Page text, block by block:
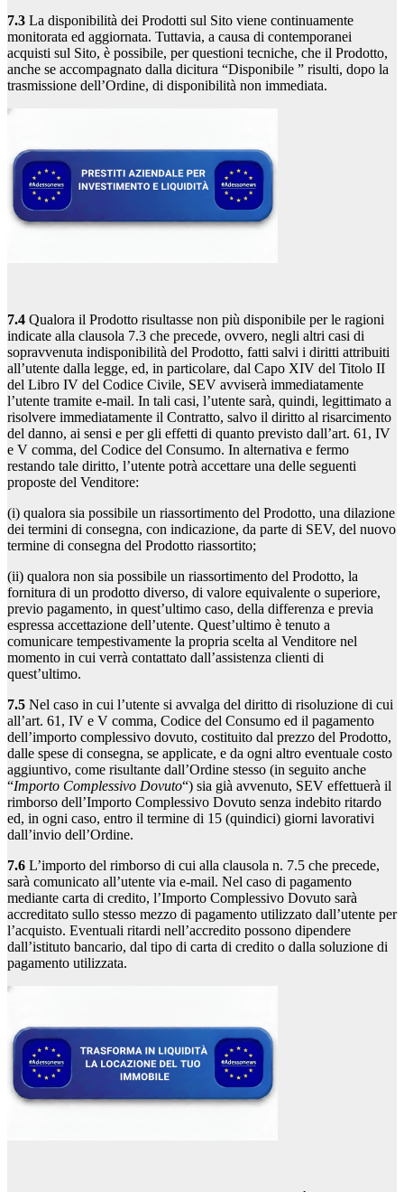
7.3 La disponibilità dei Prodotti sul Sito viene continuamente
monitorata ed aggiornata. Tuttavia, a causa di contemporanei
acquisti sul Sito, è possibile, per questioni tecniche, che il Prodotto,
anche se accompagnato dalla dicitura “Disponibile ” risulti, dopo la
trasmissione dell’Ordine, di disponibilità non immediata.
7.4 Qualora il Prodotto risultasse non più disponibile per le ragioni
indicate alla clausola 7.3 che precede, ovvero, negli altri casi di
sopravvenuta indisponibilità del Prodotto, fatti salvi i diritti attribuiti
all’utente dalla legge, ed, in particolare, dal Capo XIV del Titolo II
del Libro IV del Codice Civile, SEV avviserà immediatamente
l’utente tramite e-mail. In tali casi, l’utente sarà, quindi, legittimato a
risolvere immediatamente il Contratto, salvo il diritto al risarcimento
del danno, ai sensi e per gli effetti di quanto previsto dall’art. 61, IV
e V comma, del Codice del Consumo. In alternativa e fermo
restando tale diritto, l’utente potrà accettare una delle seguenti
proposte del Venditore:
(i) qualora sia possibile un riassortimento del Prodotto, una dilazione
dei termini di consegna, con indicazione, da parte di SEV, del nuovo
termine di consegna del Prodotto riassortito;
(ii) qualora non sia possibile un riassortimento del Prodotto, la
fornitura di un prodotto diverso, di valore equivalente o superiore,
previo pagamento, in quest’ultimo caso, della differenza e previa
espressa accettazione dell’utente. Quest’ultimo è tenuto a
comunicare tempestivamente la propria scelta al Venditore nel
momento in cui verrà contattato dall’assistenza clienti di
quest’ultimo.
7.5 Nel caso in cui l’utente si avvalga del diritto di risoluzione di cui
all’art. 61, IV e V comma, Codice del Consumo ed il pagamento
dell’importo complessivo dovuto, costituito dal prezzo del Prodotto,
dalle spese di consegna, se applicate, e da ogni altro eventuale costo
aggiuntivo, come risultante dall’Ordine stesso (in seguito anche
“Importo Complessivo Dovuto“) sia già avvenuto, SEV effettuerà il
rimborso dell’Importo Complessivo Dovuto senza indebito ritardo
ed, in ogni caso, entro il termine di 15 (quindici) giorni lavorativi
dall’invio dell’Ordine.
7.6 L’importo del rimborso di cui alla clausola n. 7.5 che precede,
sarà comunicato all’utente via e-mail. Nel caso di pagamento
mediante carta di credito, l’Importo Complessivo Dovuto sarà
accreditato sullo stesso mezzo di pagamento utilizzato dall’utente per
l’acquisto. Eventuali ritardi nell’accredito possono dipendere
dall’istituto bancario, dal tipo di carta di credito o dalla soluzione di
pagamento utilizzata.